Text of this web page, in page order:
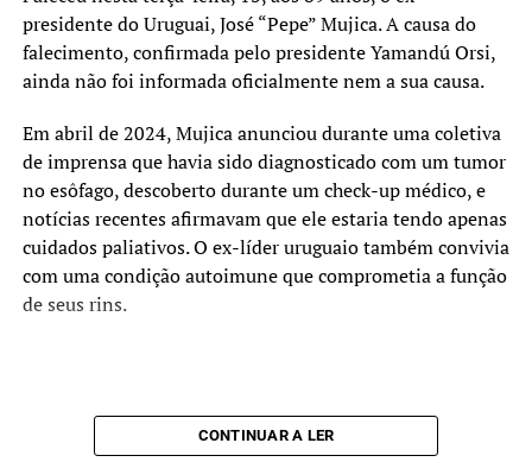
presidente do Uruguai, José “Pepe” Mujica. A causa do
falecimento, confirmada pelo presidente Yamandú Orsi,
ainda não foi informada oficialmente nem a sua causa.
Em abril de 2024, Mujica anunciou durante uma coletiva
de imprensa que havia sido diagnosticado com um tumor
no esôfago, descoberto durante um check-up médico, e
notícias recentes afirmavam que ele estaria tendo apenas
cuidados paliativos. O ex-líder uruguaio também convivia
com uma condição autoimune que comprometia a função
de seus rins.
CONTINUAR A LER